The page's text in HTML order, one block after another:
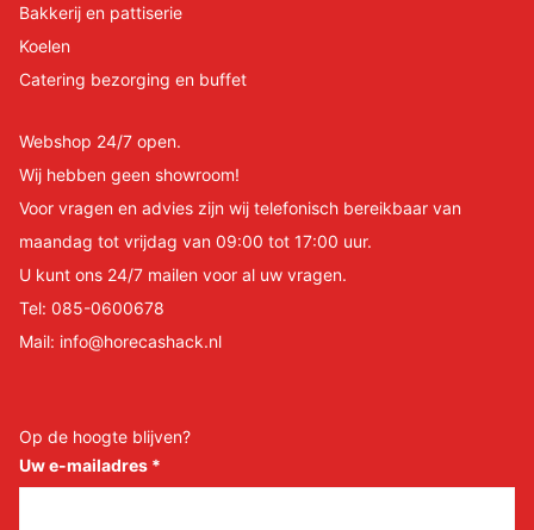
Bakkerij en pattiserie
Koelen
Catering bezorging en buffet
Webshop 24/7 open.
Wij hebben geen showroom!
Voor vragen en advies zijn wij telefonisch bereikbaar van
maandag tot vrijdag van 09:00 tot 17:00 uur.
U kunt ons 24/7 mailen voor al uw vragen.
Tel: 085-0600678
Mail: info@horecashack.nl
Op de hoogte blijven?
Uw e-mailadres *